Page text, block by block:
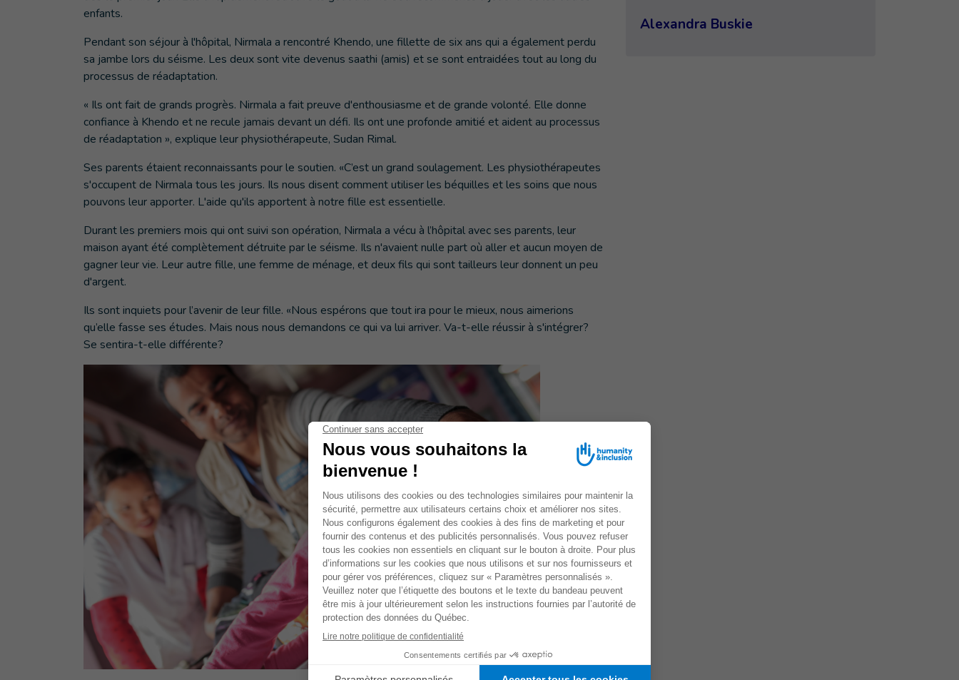
enfants.
Pendant son séjour à l'hôpital, Nirmala a rencontré Khendo, une fillette de six ans qui a également perdu
sa jambe lors du séisme. Les deux sont vite devenus saathi (amis) et se sont entraidées tout au long du
processus de réadaptation.
« Ils ont fait de grands progrès. Nirmala a fait preuve d'enthousiasme et de grande volonté. Elle donne
confiance à Khendo et ne recule jamais devant un défi. Ils ont une profonde amitié et aident au processus
de réadaptation », explique leur physiothérapeute, Sudan Rimal.
Ses parents étaient reconnaissants pour le soutien. «C’est un grand soulagement. Les physiothérapeutes
s'occupent de Nirmala tous les jours. Ils nous disent comment utiliser les béquilles et les soins que nous
pouvons leur apporter. L'aide qu'ils apportent à notre fille est essentielle.
Durant les premiers mois qui ont suivi son opération, Nirmala a vécu à l’hôpital avec ses parents, leur
maison ayant été complètement détruite par le séisme. Ils n'avaient nulle part où aller et aucun moyen de
gagner leur vie. Leur autre fille, une femme de ménage, et deux fils qui sont tailleurs leur donnent un peu
d'argent.
Ils sont inquiets pour l’avenir de leur fille. «Nous espérons que tout ira pour le mieux, nous aimerions
qu’elle fasse ses études. Mais nous nous demandons ce qui va lui arriver. Va-t-elle réussir à s'intégrer?
Se sentira-t-elle différente?
Alexandra Buskie